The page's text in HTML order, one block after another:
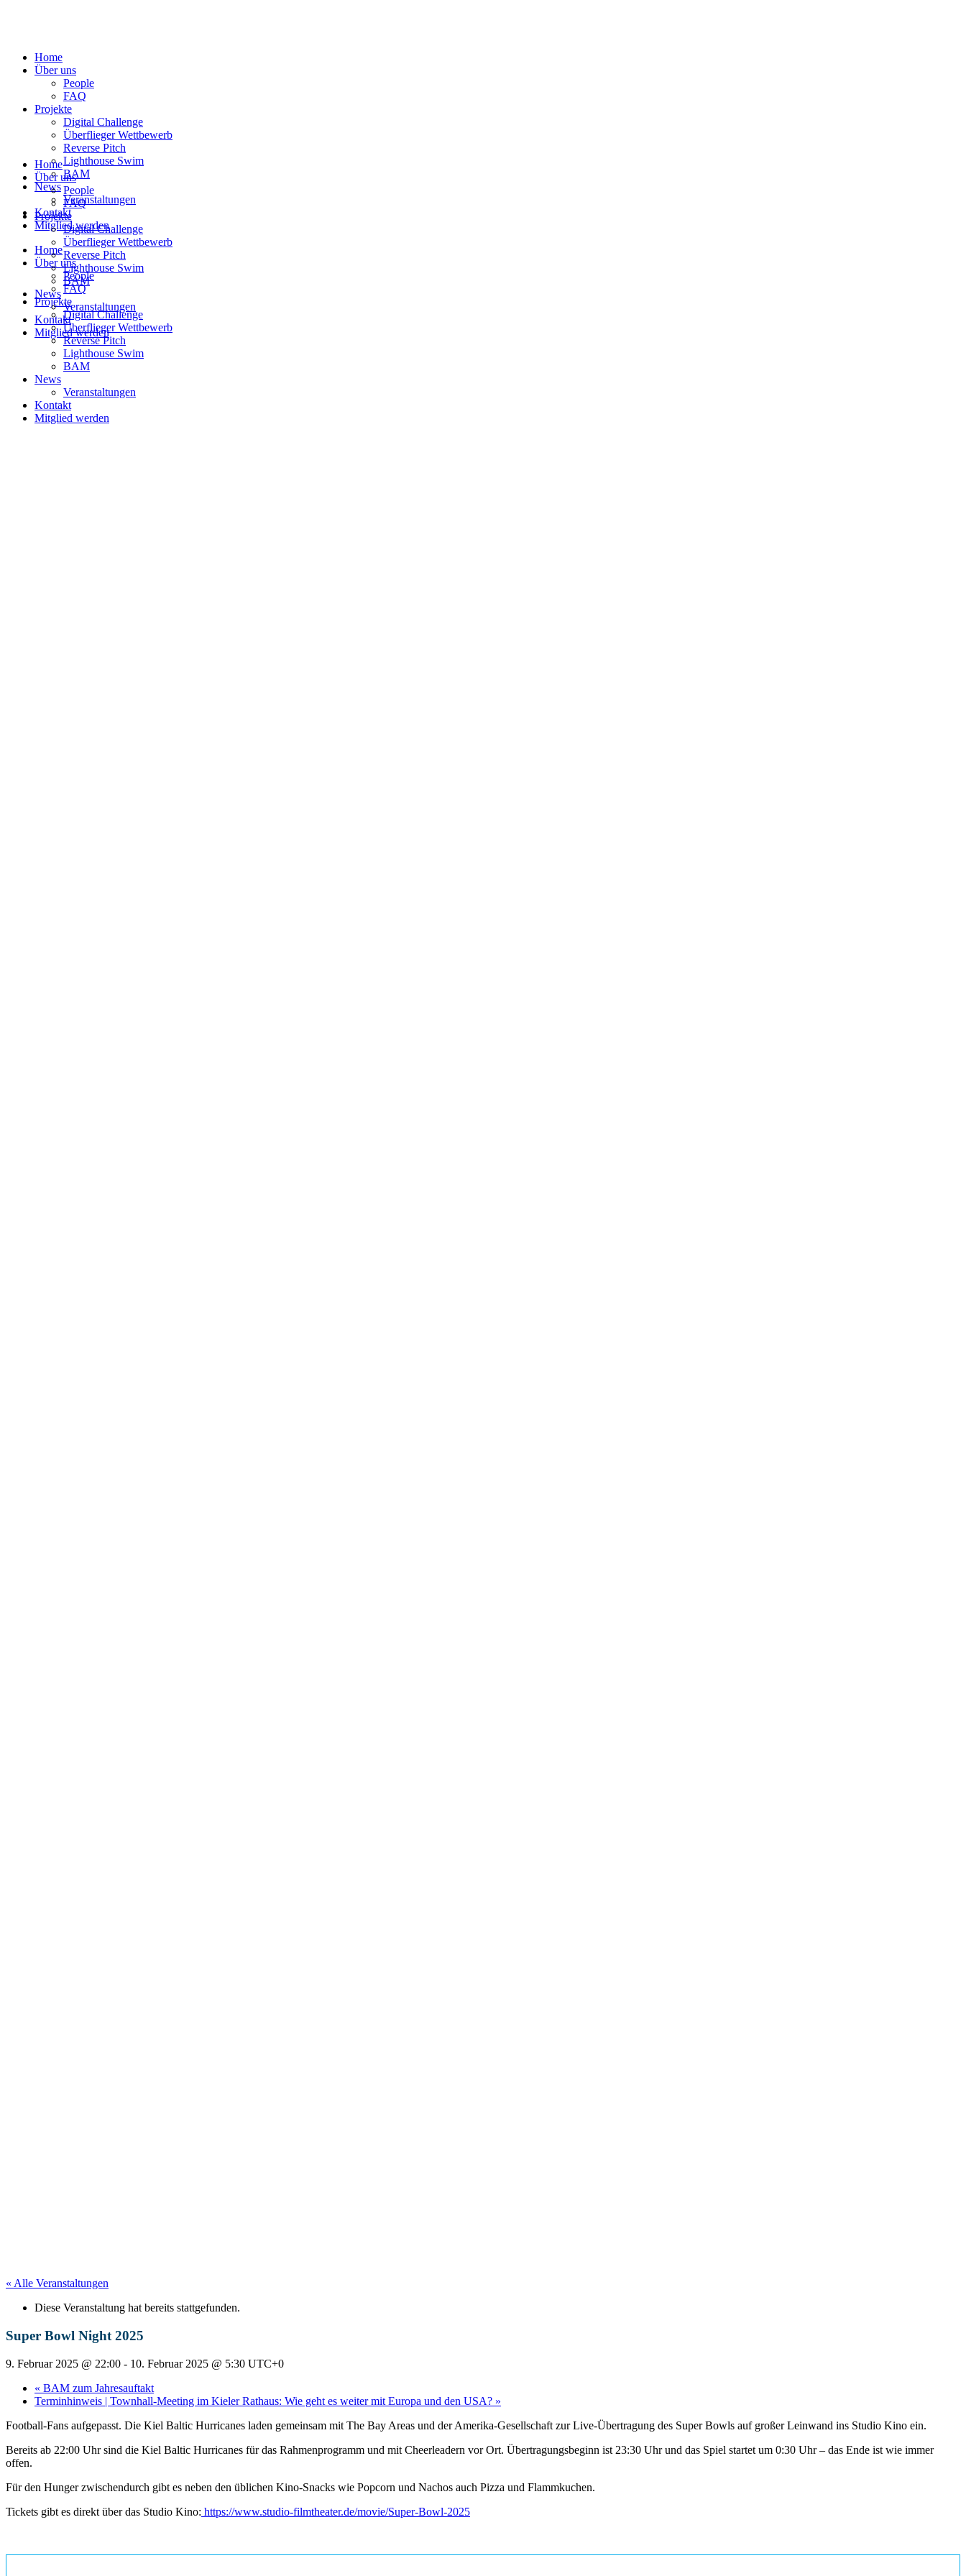
Home
Über uns
People
FAQ
Projekte
Digital Challenge
Überflieger Wettbewerb
Reverse Pitch
Lighthouse Swim
BAM
News
Veranstaltungen
Kontakt
Mitglied werden
Home
Über uns
People
FAQ
Projekte
Digital Challenge
Überflieger Wettbewerb
Reverse Pitch
Lighthouse Swim
BAM
News
Veranstaltungen
Kontakt
Mitglied werden
Home
Über uns
People
FAQ
Projekte
Digital Challenge
Überflieger Wettbewerb
Reverse Pitch
Lighthouse Swim
BAM
News
Veranstaltungen
Kontakt
Mitglied werden
« Alle Veranstaltungen
Diese Veranstaltung hat bereits stattgefunden.
Super Bowl Night 2025
9. Februar 2025 @ 22:00 - 10. Februar 2025 @ 5:30 UTC+0
« BAM zum Jahresauftakt
Terminhinweis | Townhall-Meeting im Kieler Rathaus: Wie geht es weiter mit Europa und den USA? »
Football-Fans aufgepasst. Die Kiel Baltic Hurricanes laden gemeinsam mit The Bay Areas und der Amerika-Gesellschaft zur Live-Übertragung des Super Bowls auf großer Leinwand ins Studio Kino ein.
Bereits ab 22:00 Uhr sind die Kiel Baltic Hurricanes für das Rahmenprogramm und mit Cheerleadern vor Ort. Übertragungsbeginn ist 23:30 Uhr und das Spiel startet um 0:30 Uhr – das Ende ist wie immer
offen.
Für den Hunger zwischendurch gibt es neben den üblichen Kino-Snacks wie Popcorn und Nachos auch Pizza und Flammkuchen.
Tickets gibt es direkt über das Studio Kino: https://www.studio-filmtheater.de/movie/Super-Bowl-2025